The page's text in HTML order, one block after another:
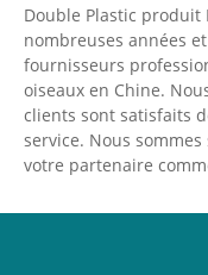
contre les
rongeurs et autres
Double Plastic produit
nombreuses années
fournisseurs
oiseaux en Chine.
clients sont satisfaits
service. Nous
votre partenaire